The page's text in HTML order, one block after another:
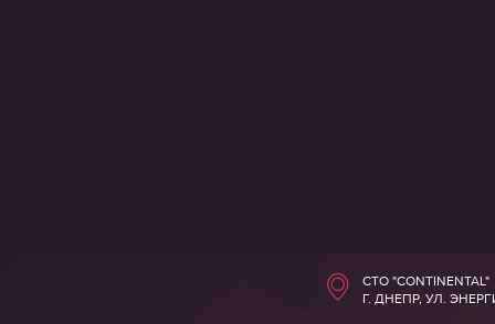
СТО "CONTINENTAL"
Г. ДНЕПР, УЛ.